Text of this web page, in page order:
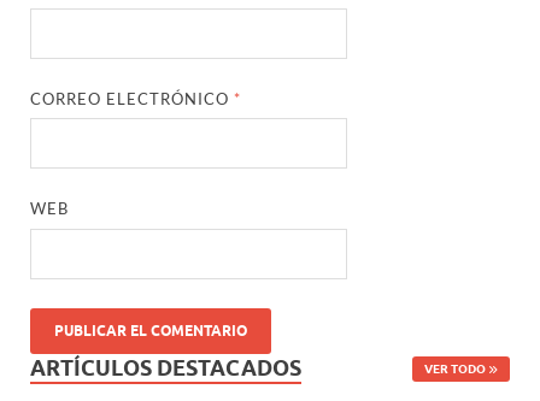
CORREO ELECTRÓNICO *
WEB
ARTÍCULOS DESTACADOS VER TODO